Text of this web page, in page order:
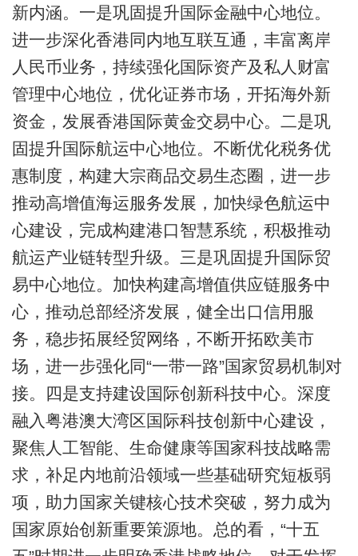
新内涵。一是巩固提升国际金融中心地位。
进一步深化香港同内地互联互通，丰富离岸
人民币业务，持续强化国际资产及私人财富
管理中心地位，优化证券市场，开拓海外新
资金，发展香港国际黄金交易中心。二是巩
固提升国际航运中心地位。不断优化税务优
惠制度，构建大宗商品交易生态圈，进一步
推动高增值海运服务发展，加快绿色航运中
心建设，完成构建港口智慧系统，积极推动
航运产业链转型升级。三是巩固提升国际贸
易中心地位。加快构建高增值供应链服务中
心，推动总部经济发展，健全出口信用服
务，稳步拓展经贸网络，不断开拓欧美市
场，进一步强化同“一带一路”国家贸易机制对
接。四是支持建设国际创新科技中心。深度
融入粤港澳大湾区国际科技创新中心建设，
聚焦人工智能、生命健康等国家科技战略需
求，补足内地前沿领域一些基础研究短板弱
项，助力国家关键核心技术突破，努力成为
国家原始创新重要策源地。总的看，“十五